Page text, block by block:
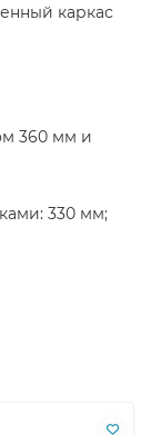
каркас
360 мм и
330 мм;